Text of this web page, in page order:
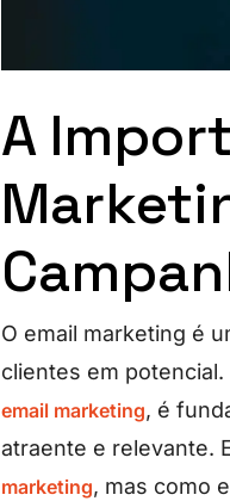
A
O email marketing é
clientes em
email marketing, é
atraente e relevante.
marketing, mas como